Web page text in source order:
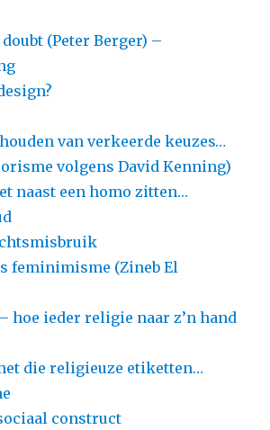
(Peter Berger) –
van verkeerde keuzes…
volgens David Kenning)
naast een homo zitten…
feminimisme (Zineb El
hoe ieder religie naar z’n hand
die religieuze etiketten…
construct